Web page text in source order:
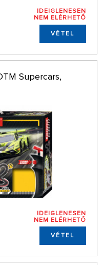
IDEIGLENESEN
NEM ELÉRHETŐ
VÉTEL
Supercars,
IDEIGLENESEN
NEM ELÉRHETŐ
VÉTEL